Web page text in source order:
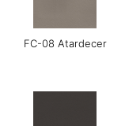
FC-08 Atardecer